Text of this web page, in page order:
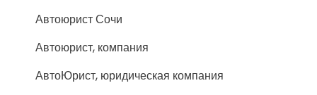
Автоюрист Сочи
Автоюрист, компания
АвтоЮрист, юридическая компания